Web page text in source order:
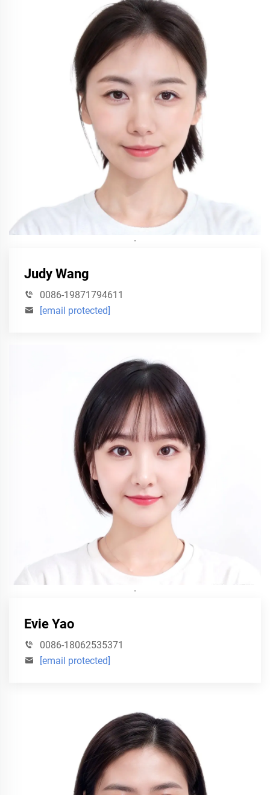
·
Judy Wang
0086-19871794611
[email protected]
·
Evie Yao
0086-18062535371
[email protected]